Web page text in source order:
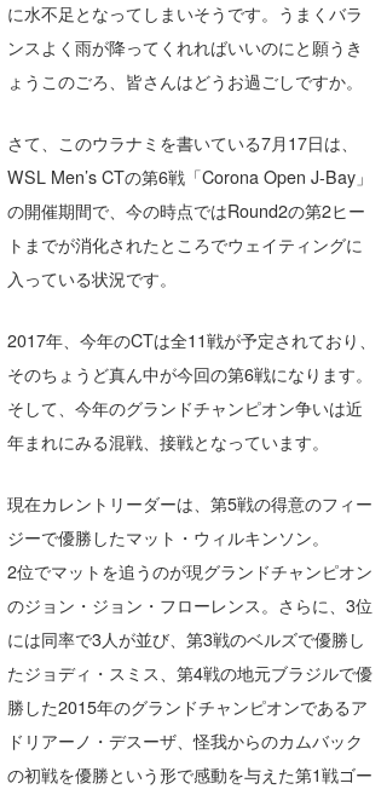
に水不足となってしまいそうです。うまくバラ
ンスよく雨が降ってくれればいいのにと願うき
ょうこのごろ、皆さんはどうお過ごしですか。
さて、このウラナミを書いている7月17日は、
WSL Men’s CTの第6戦「Corona Open J-Bay」
の開催期間で、今の時点ではRound2の第2ヒー
トまでが消化されたところでウェイティングに
入っている状況です。
2017年、今年のCTは全11戦が予定されており、
そのちょうど真ん中が今回の第6戦になります。
そして、今年のグランドチャンピオン争いは近
年まれにみる混戦、接戦となっています。
現在カレントリーダーは、第5戦の得意のフィー
ジーで優勝したマット・ウィルキンソン。
2位でマットを追うのが現グランドチャンピオン
のジョン・ジョン・フローレンス。さらに、3位
には同率で3人が並び、第3戦のベルズで優勝し
たジョディ・スミス、第4戦の地元ブラジルで優
勝した2015年のグランドチャンピオンであるア
ドリアーノ・デスーザ、怪我からのカムバック
の初戦を優勝という形で感動を与えた第1戦ゴー
arukasvision
DELTA FORCE SURF
熊谷素子
嵯峨明日香
植村未来
NOBUFUKU
大野”MAR”修聖
+☆maki☆+
ECE
G◎Da
KOBU
KY
mitz
OYZ
S.K
Soulman
VAGY
waka☆=